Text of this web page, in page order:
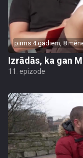
pirms 4 gadiem, 8
Izrādās, ka gan
11. epizode